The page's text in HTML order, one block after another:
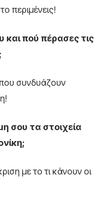
περιμένεις!
και πού πέρασες τις
συνδυάζουν
σου τα στοιχεία
με το τι κάνουν οι